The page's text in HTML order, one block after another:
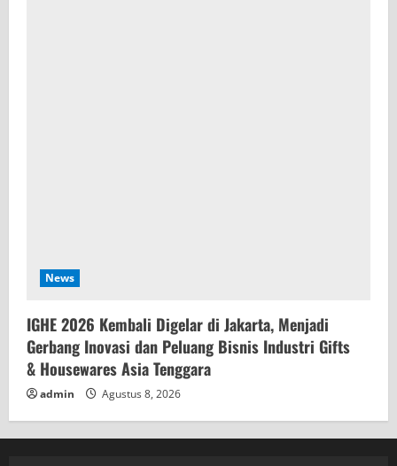
News
IGHE 2026 Kembali Digelar di Jakarta, Menjadi
Gerbang Inovasi dan Peluang Bisnis Industri Gifts
& Housewares Asia Tenggara
admin Agustus 8, 2026